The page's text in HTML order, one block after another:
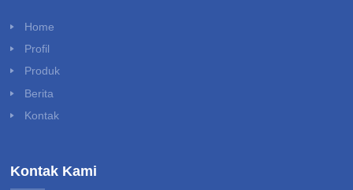
Home
Profil
Produk
Berita
Kontak
Kontak Kami